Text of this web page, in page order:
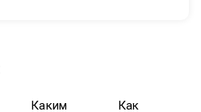
Каким
Как